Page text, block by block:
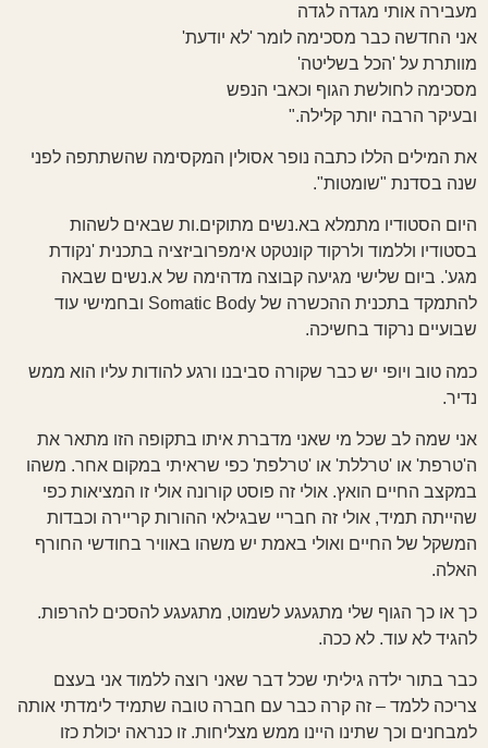
מעבירה אותי מגדה לגדה
אני החדשה כבר מסכימה לומר 'לא יודעת'
מוותרת על 'הכל בשליטה'
מסכימה לחולשת הגוף וכאבי הנפש
ובעיקר הרבה יותר קלילה."
את המילים הללו כתבה נופר אסולין המקסימה שהשתתפה לפני
שנה בסדנת "שומטות".
היום הסטודיו מתמלא בא.נשים מתוקים.ות שבאים לשהות
בסטודיו וללמוד ולרקוד קונטקט אימפרוביזציה בתכנית 'נקודת
מגע'. ביום שלישי מגיעה קבוצה מדהימה של א.נשים שבאה
להתמקד בתכנית ההכשרה של Somatic Body ובחמישי עוד
שבועיים נרקוד בחשיכה.
כמה טוב ויופי יש כבר שקורה סביבנו ורגע להודות עליו הוא ממש
נדיר.
אני שמה לב שכל מי שאני מדברת איתו בתקופה הזו מתאר את
ה'טרפת' או 'טרללת' או 'טרלפת' כפי שראיתי במקום אחר. משהו
במקצב החיים הואץ. אולי זה פוסט קורונה אולי זו המציאות כפי
שהייתה תמיד, אולי זה חבריי שבגילאי ההורות קריירה וכבדות
המשקל של החיים ואולי באמת יש משהו באוויר בחודשי החורף
האלה.
כך או כך הגוף שלי מתגעגע לשמוט, מתגעגע להסכים להרפות.
להגיד לא עוד. לא ככה.
כבר בתור ילדה גיליתי שכל דבר שאני רוצה ללמוד אני בעצם
צריכה ללמד – זה קרה כבר עם חברה טובה שתמיד לימדתי אותה
למבחנים וכך שתינו היינו ממש מצליחות. זו כנראה יכולת כזו